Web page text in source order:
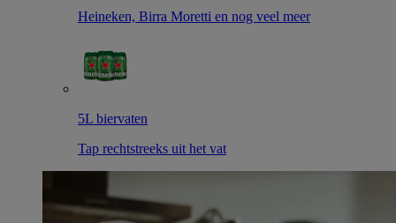
Heineken, Birra Moretti en nog veel meer
5L biervaten
Tap rechtstreeks uit het vat